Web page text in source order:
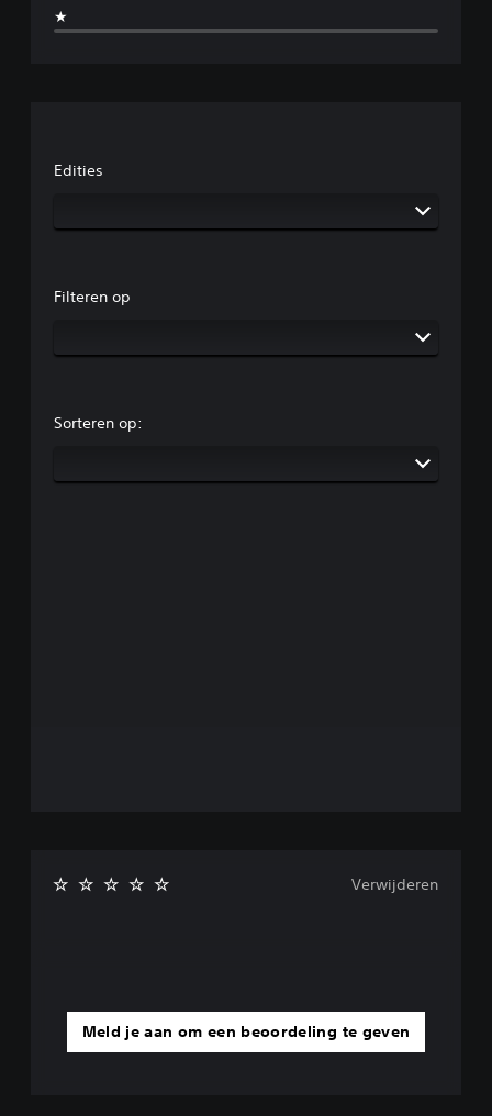
★
Edities
Filteren op
Sorteren op:
Meld je aan om een beoordeling te geven
Verwijderen